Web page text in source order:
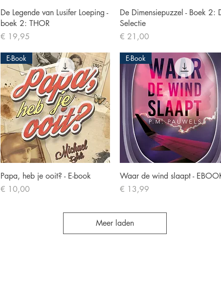
Snel overzicht
De Legende van Lusifer Loeping -
boek 2: THOR
Prijs
€ 19,95
Snel overzicht
De Dimensiepuzzel - Boek 2:
Selectie
Prijs
€ 21,00
Snel overzicht
E-Book
Papa, heb je ooit? - E-book
Prijs
€ 10,00
Snel overzicht
E-Book
Waar de wind slaapt -
Prijs
€ 13,99
Meer laden